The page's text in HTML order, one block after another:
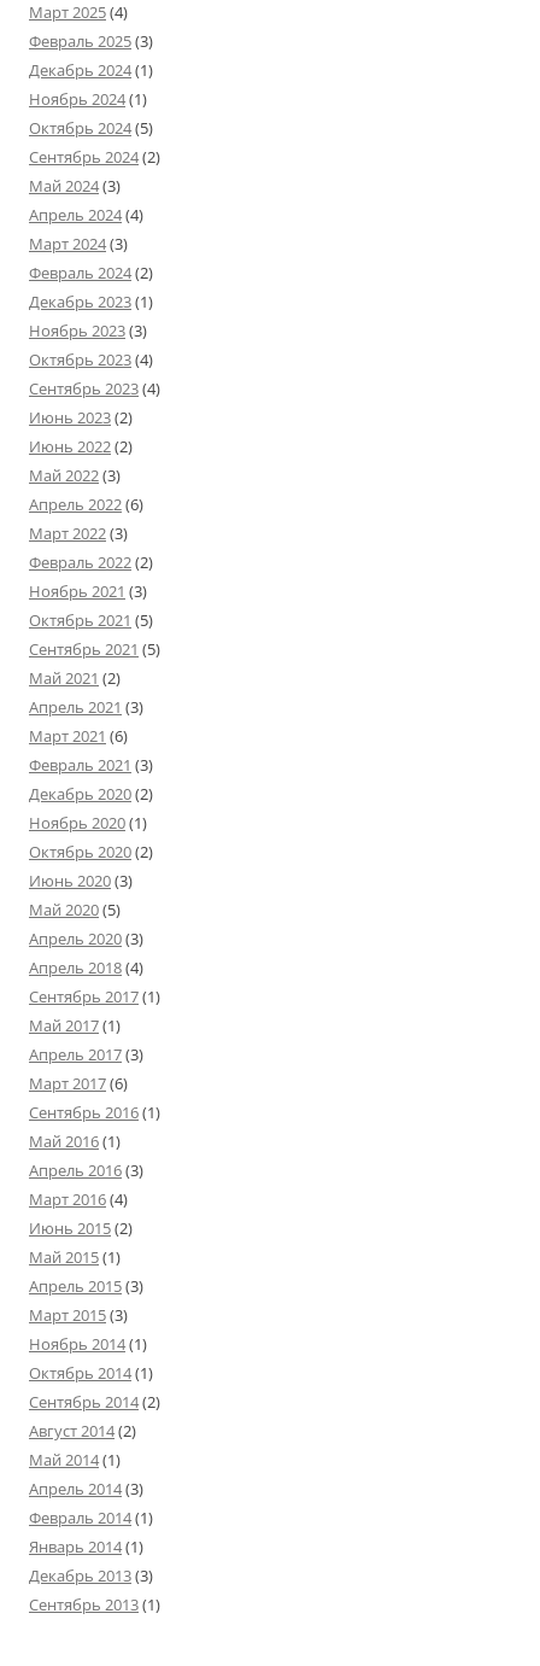
Март 2025(4)
Февраль 2025(3)
Декабрь 2024(1)
Ноябрь 2024(1)
Октябрь 2024(5)
Сентябрь 2024(2)
Май 2024(3)
Апрель 2024(4)
Март 2024(3)
Февраль 2024(2)
Декабрь 2023(1)
Ноябрь 2023(3)
Октябрь 2023(4)
Сентябрь 2023(4)
Июнь 2023(2)
Июнь 2022(2)
Май 2022(3)
Апрель 2022(6)
Март 2022(3)
Февраль 2022(2)
Ноябрь 2021 (3)
Октябрь 2021 (5)
Сентябрь 2021 (5)
Май 2021 (2)
Апрель 2021 (3)
Март 2021 (6)
Февраль 2021 (3)
Декабрь 2020(2)
Ноябрь 2020(1)
Октябрь 2020(2)
Июнь 2020(3)
Май 2020(5)
Апрель 2020(3)
Апрель 2018(4)
Сентябрь 2017(1)
Май 2017(1)
Апрель 2017(3)
Март 2017(6)
Сентябрь 2016(1)
Май 2016(1)
Апрель 2016(3)
Март 2016(4)
Июнь 2015(2)
Май 2015(1)
Апрель 2015(3)
Март 2015(3)
Ноябрь 2014(1)
Октябрь 2014(1)
Сентябрь 2014(2)
Август 2014(2)
Май 2014(1)
Апрель 2014(3)
Февраль 2014(1)
Январь 2014(1)
Декабрь 2013(3)
Сентябрь 2013(1)